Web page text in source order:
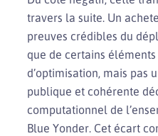
travers la suite. Un
preuves crédibles du
que de certains éléments
d’optimisation, mais pas
publique et cohérente
computationnel de
Blue Yonder. Cet écart